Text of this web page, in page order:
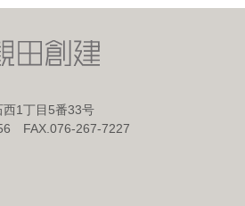
1丁目5番33号
FAX.076-267-7227